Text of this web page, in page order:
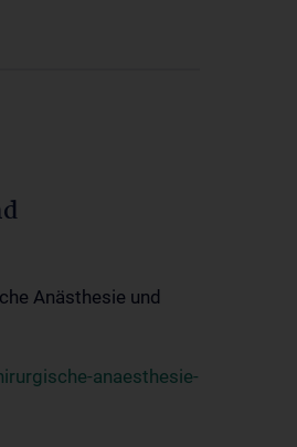
Anästhesie und
anaesthesie-